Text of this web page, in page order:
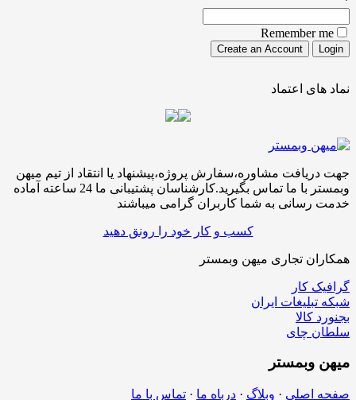
Remember me
نماد های اعتماد
جهت دریافت مشاوره،سفارش پروژه،پیشنهاد یا انتقاد از تیم میهن
وبمستر با ما تماس بگیرید.کارشناسان پشتیبانی ما 24 ساعته آماده
خدمت رسانی به شما کاربران گرامی میباشند
کسب و کار خود را رونق دهید
همکاران تجاری میهن وبمستر
گرافیک کار
شبکه تبلیغات ایران
بجنورد کالا
سلطان چای
میهن وبمستر
صفحه اصلی · وبلاگ · درباه ما · تماس با ما